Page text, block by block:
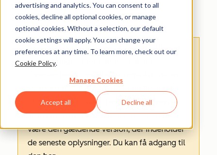
advertising and analytics. You can consent to all
cookies, decline all optional cookies, or manage
optional cookies. Without a selection, our default
cookie settings will apply. You can change your
preferences at any time. To learn more, check out our
Cookie Policy.
Manage Cookies
Accept all Decline all
Integrationer
Bemærk:
Oversættelsen af denne artikel er
kun til rådighed for nemheds skyld.
blevet korrekturlæst. Den engelske version
af denne artikel bør således anses for at
være den gældende version, der indeholder
de seneste oplysninger. Du kan få adgang til